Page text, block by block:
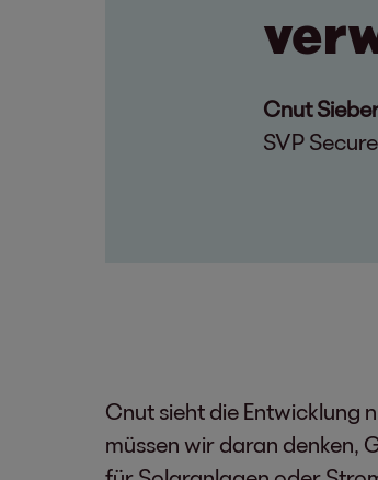
Cnut
SVP
Cnut sieht die Entwicklung
müssen wir daran denken,